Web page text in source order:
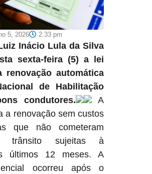
5, 2026 2:33 pm
Inácio Lula da Silva
sexta-feira (5) a lei
renovação automática
de Habilitação
condutores.
A
a renovação sem custos
que não cometeram
trânsito sujeitas à
últimos 12 meses. A
ocorreu após o